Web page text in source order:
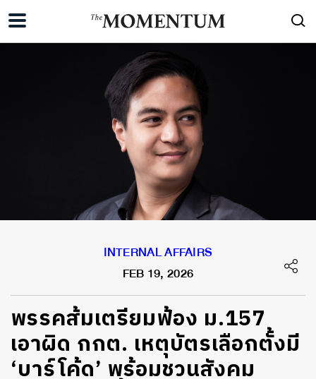
INTERNAL AFFAIRS
FEB 19, 2026
พรรคส้มเตรียมฟ้อง ม.157
เอาผิด กกต. เหตุบัตรเลือกตั้งมี
‘บาร์โค้ด’ พร้อมชวนสังคม